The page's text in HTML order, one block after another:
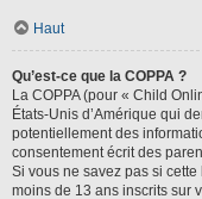
Haut
Qu’est-ce que la COPPA ?
La COPPA (pour « Child
États-Unis d’Amérique qui
potentiellement des
consentement écrit des
Si vous ne savez pas si
moins de 13 ans inscrits sur